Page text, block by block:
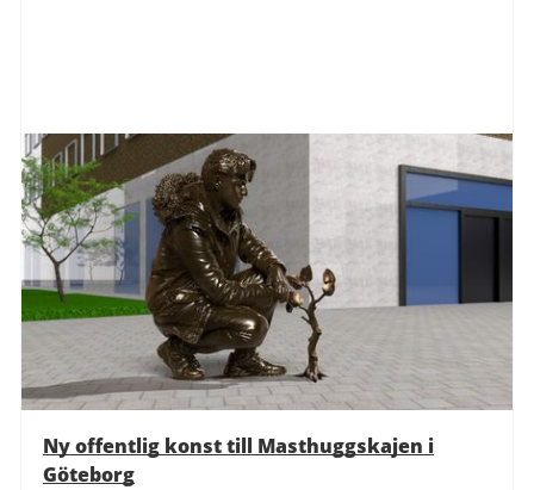
Ny offentlig konst till Masthuggskajen i
Göteborg